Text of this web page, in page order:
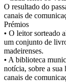
O resultado do
canais de
Prémios
• O leitor sorteado
um conjunto de
madeirenses.
• A biblioteca
notícia, sobre a sua
canais de